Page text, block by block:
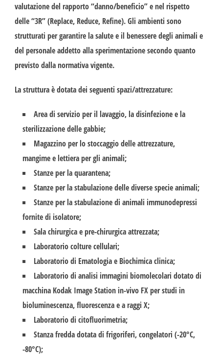
valutazione del rapporto “danno/beneficio” e nel rispetto
delle “3R” (Replace, Reduce, Refine). Gli ambienti sono
strutturati per garantire la salute e il benessere degli animali e
del personale addetto alla sperimentazione secondo quanto
previsto dalla normativa vigente.
La struttura è dotata dei seguenti spazi/attrezzature:
Area di servizio per il lavaggio, la disinfezione e la
sterilizzazione delle gabbie;
Magazzino per lo stoccaggio delle attrezzature,
mangime e lettiera per gli animali;
Stanze per la quarantena;
Stanze per la stabulazione delle diverse specie animali;
Stanze per la stabulazione di animali immunodepressi
fornite di isolatore;
Sala chirurgica e pre-chirurgica attrezzata;
Laboratorio colture cellulari;
Laboratorio di Ematologia e Biochimica clinica;
Laboratorio di analisi immagini biomolecolari dotato di
macchina Kodak Image Station in-vivo FX per studi in
bioluminescenza, fluorescenza e a raggi X;
Laboratorio di citofluorimetria;
Stanza fredda dotata di frigoriferi, congelatori (-20°C,
-80°C);